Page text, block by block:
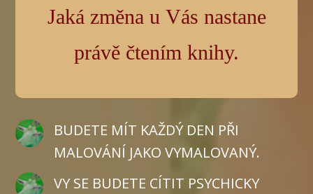
Jaká změna u Vás nastane
právě čtením knihy.
BUDETE MÍT KAŽDÝ DEN PŘI
MALOVÁNÍ JAKO VYMALOVANÝ.
VY SE BUDETE CÍTIT PSYCHICKY